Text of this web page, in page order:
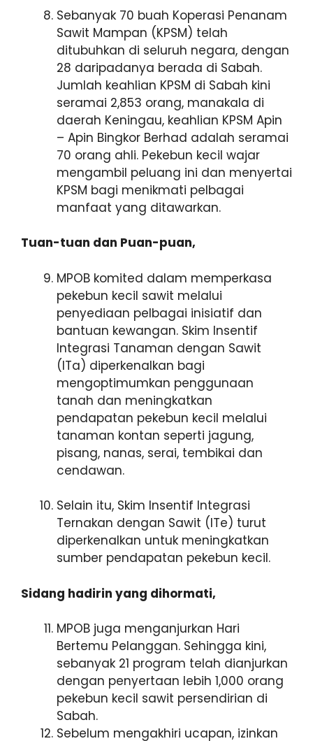
Sebanyak 70 buah Koperasi Penanam
Sawit Mampan (KPSM) telah
ditubuhkan di seluruh negara, dengan
28 daripadanya berada di Sabah.
Jumlah keahlian KPSM di Sabah kini
seramai 2,853 orang, manakala di
daerah Keningau, keahlian KPSM Apin
– Apin Bingkor Berhad adalah seramai
70 orang ahli. Pekebun kecil wajar
mengambil peluang ini dan menyertai
KPSM bagi menikmati pelbagai
manfaat yang ditawarkan.
Tuan-tuan dan Puan-puan,
MPOB komited dalam memperkasa
pekebun kecil sawit melalui
penyediaan pelbagai inisiatif dan
bantuan kewangan. Skim Insentif
Integrasi Tanaman dengan Sawit
(ITa) diperkenalkan bagi
mengoptimumkan penggunaan
tanah dan meningkatkan
pendapatan pekebun kecil melalui
tanaman kontan seperti jagung,
pisang, nanas, serai, tembikai dan
cendawan.
Selain itu, Skim Insentif Integrasi
Ternakan dengan Sawit (ITe) turut
diperkenalkan untuk meningkatkan
sumber pendapatan pekebun kecil.
Sidang hadirin yang dihormati,
MPOB juga menganjurkan Hari
Bertemu Pelanggan. Sehingga kini,
sebanyak 21 program telah dianjurkan
dengan penyertaan lebih 1,000 orang
pekebun kecil sawit persendirian di
Sabah.
Sebelum mengakhiri ucapan, izinkan